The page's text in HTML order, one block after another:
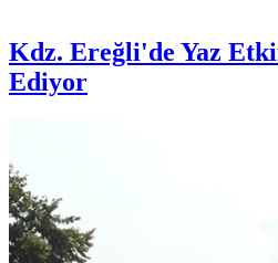
Kdz. Ereğli'de Yaz
Ediyor